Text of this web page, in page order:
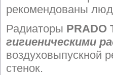
рекомендованы
Радиаторы PRADO
гигиеническими
воздуховыпускной
стенок.